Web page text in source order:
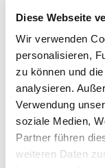
Diese Webseite
Wir verwenden
personalisieren,
zu können und
analysieren.
Verwendung
soziale Medien,
Partner führen
weiteren Daten
Die mächtige
Pharao zu
Augenblick
das
Herrscher ...
rechtmäßige
Kemet retten.